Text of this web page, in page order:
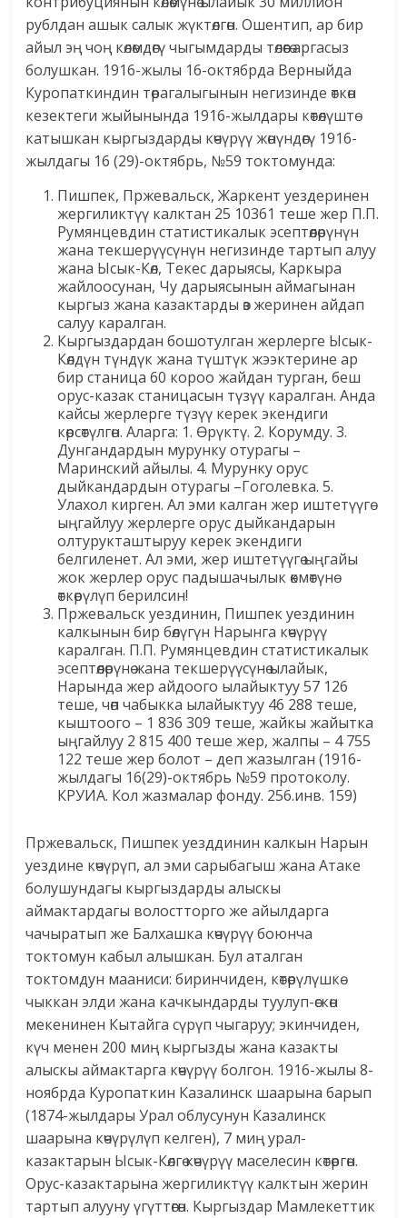
рублдан ашык салык жүктөлгөн. Ошентип, ар бир
айыл эң чоң көлөмдөгү чыгымдарды төлөөгө аргасыз
болушкан. 1916-жылы 16-октябрда Верныйда
Куропаткиндин төрагалыгынын негизинде өткөн
кезектеги жыйынында 1916-жылдары көтөлүштө
катышкан кыргыздарды көчүрүү жөнүндөгү 1916-
жылдагы 16 (29)-октябрь, №59 токтомунда:
Пишпек, Пржевальск, Жаркент уездеринен
жергиликтүү калктан 25 10361 теше жер П.П.
Румянцевдин статистикалык эсептөөлөрүнүн
жана текшерүүсүнүн негизинде тартып алуу
жана Ысык-Көл, Текес дарыясы, Каркыра
жайлоосунан, Чу дарыясынын аймагынан
кыргыз жана казактарды өз жеринен айдап
салуу каралган.
Кыргыздардан бошотулган жерлерге Ысык-
Көлдүн түндүк жана түштүк жээктерине ар
бир станица 60 короо жайдан турган, беш
орус-казак станицасын түзүү каралган. Анда
кайсы жерлерге түзүү керек экендиги
көрсөтүлгөн. Аларга: 1. Өрүктү. 2. Корумду. 3.
Дунгандардын мурунку отурагы –
Маринский айылы. 4. Мурунку орус
дыйкандардын отурагы –Гоголевка. 5.
Улахол кирген. Ал эми калган жер иштетүүгө
ыңгайлуу жерлерге орус дыйкандарын
олтурукташтыруу керек экендиги
белгиленет. Ал эми, жер иштетүүгө ыңгайы
жок жерлер орус падышачылык өкмөтүнө
өткөрүлүп берилсин!
Пржевальск уездинин, Пишпек уездинин
калкынын бир бөлүгүн Нарынга көчүрүү
каралган. П.П. Румянцевдин статистикалык
эсептөөлөрүнө жана текшерүүсүнө ылайык,
Нарында жер айдоого ылайыктуу 57 126
теше, чөп чабыкка ылайыктуу 46 288 теше,
кыштоого – 1 836 309 теше, жайкы жайытка
ыңгайлуу 2 815 400 теше жер, жалпы – 4 755
122 теше жер болот – деп жазылган (1916-
жылдагы 16(29)-октябрь №59 протоколу.
КРУИА. Кол жазмалар фонду. 256.инв. 159)
Пржевальск, Пишпек уезддинин калкын Нарын
уездине көчүрүп, ал эми сарыбагыш жана Атаке
болушундагы кыргыздарды алыскы
аймактардагы волостторго же айылдарга
чачыратып же Балхашка көчүрүү боюнча
токтомун кабыл алышкан. Бул аталган
токтомдун мааниси: биринчиден, көтөрүлүшкө
чыккан элди жана качкындарды туулуп-өскөн
мекенинен Кытайга сүрүп чыгаруу; экинчиден,
күч менен 200 миң кыргызды жана казакты
алыскы аймактарга көчүрүү болгон. 1916-жылы 8-
ноябрда Куропаткин Казалинск шаарына барып
(1874-жылдары Урал облусунун Казалинск
шаарына көчүрүлүп келген), 7 миң урал-
казактарын Ысык-Көлгө көчүрүү маселесин көтөргөн.
Орус-казактарына жергиликтүү калктын жерин
тартып алууну үгүттөгөн. Кыргыздар Мамлекеттик